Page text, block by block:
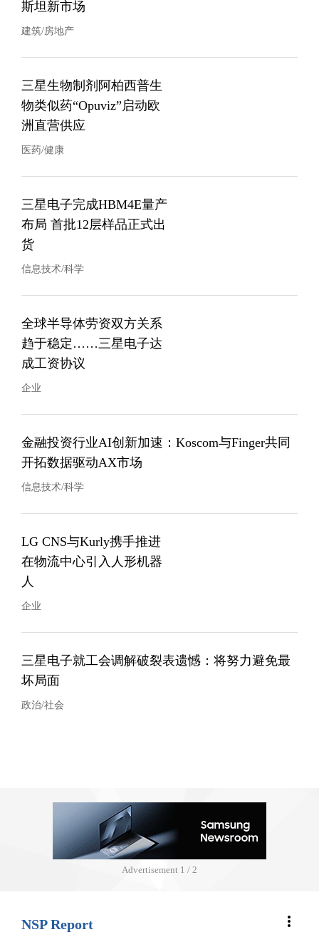
斯坦新市场
建筑/房地产
三星生物制剂阿柏西普生
物类似药“Opuviz”启动欧
洲直营供应
医药/健康
三星电子完成HBM4E量产
布局 首批12层样品正式出
货
信息技术/科学
全球半导体劳资双方关系
趋于稳定……三星电子达
成工资协议
企业
金融投资行业AI创新加速：Koscom与Finger共同
开拓数据驱动AX市场
信息技术/科学
LG CNS与Kurly携手推进
在物流中心引入人形机器
人
企业
三星电子就工会调解破裂表遗憾：将努力避免最
坏局面
政治/社会
Advertisement 1 / 2
NSP Report more_vert